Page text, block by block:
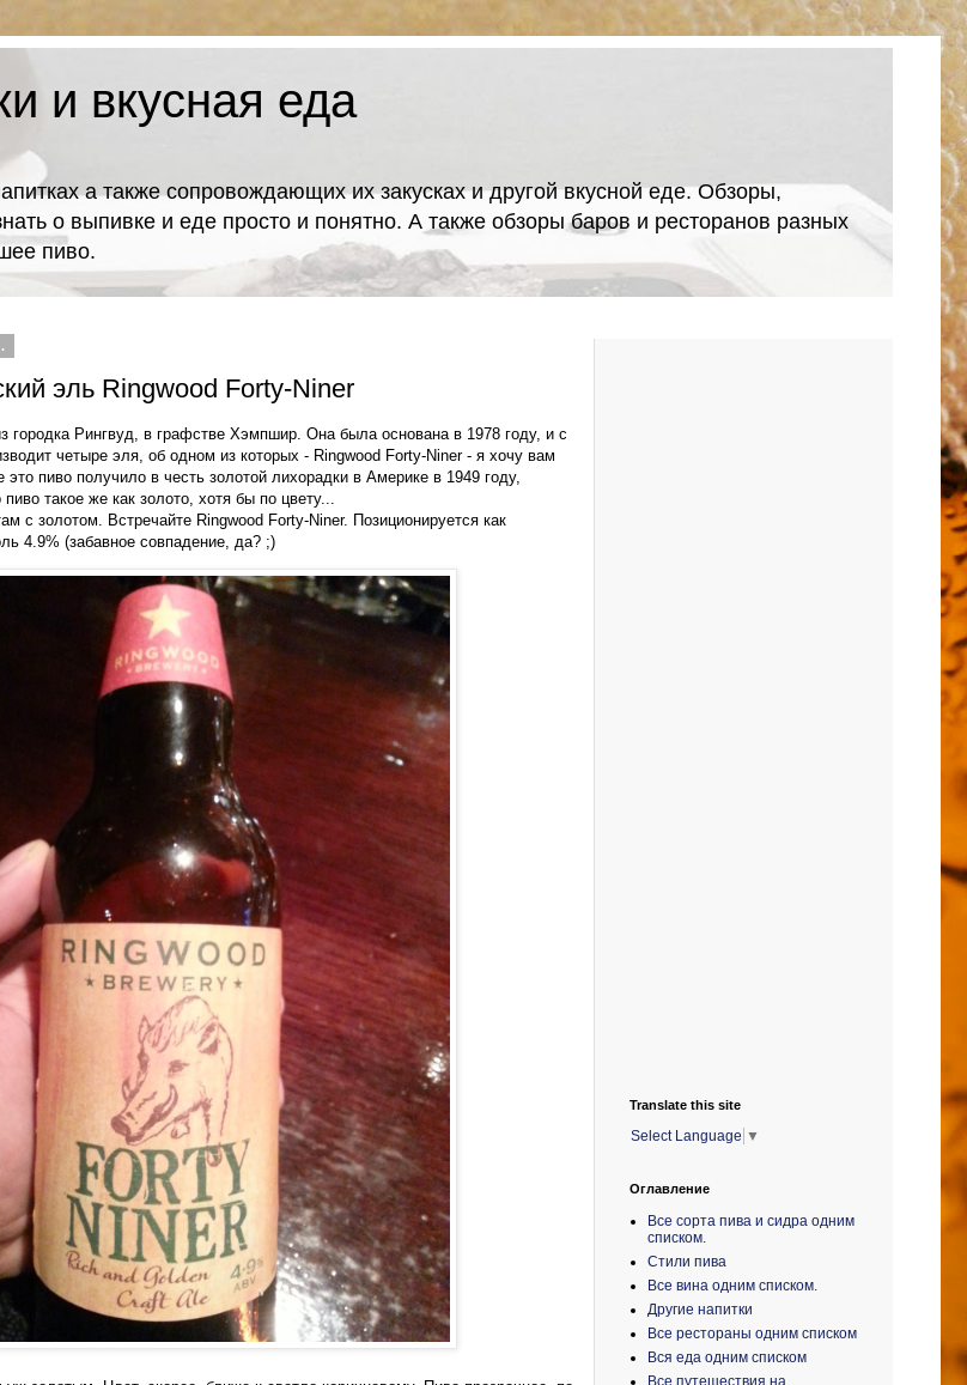
и вкусная еда
а также сопровождающих их закусках и другой вкусной еде. Обзоры,
о выпивке и еде просто и понятно. А также обзоры баров и ресторанов разных
пиво.
эль Ringwood Forty-Niner
городка Рингвуд, в графстве Хэмпшир. Она была основана в 1978 году, и с
четыре эля, об одном из которых - Ringwood Forty-Niner - я хочу вам
это пиво получило в честь золотой лихорадки в Америке в 1949 году,
такое же как золото, хотя бы по цвету...
с золотом. Встречайте Ringwood Forty-Niner. Позиционируется как
4.9% (забавное совпадение, да? ;)
Translate this site
Select Language ▼
Оглавление
Все сорта пива и сидра одним
списком.
Стили пива
Все вина одним списком.
Другие напитки
Все рестораны одним списком
Вся еда одним списком
Все путешествия на